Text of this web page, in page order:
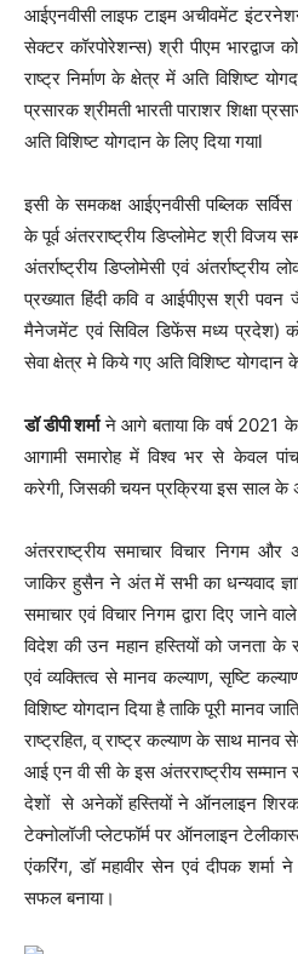
आईएनवीसी लाइफ टाइम अचीवमेंट
सेक्टर कॉरपोरेशन्स) श्री पीएम भारद्वाज
राष्ट्र निर्माण के क्षेत्र में अति विशिष्ट
प्रसारक श्रीमती भारती पाराशर शिक्षा
अति विशिष्ट योगदान के लिए दिया गयाl
इसी के समकक्ष आईएनवीसी पब्लिक
के पूर्व अंतरराष्ट्रीय डिप्लोमेट श्री विजय
अंतर्राष्ट्रीय डिप्लोमेसी एवं अंतर्राष्ट्रीय
प्रख्यात हिंदी कवि व आईपीएस श्री पवन
मैनेजमेंट एवं सिविल डिफेंस मध्य प्रदेश)
सेवा क्षेत्र मे किये गए अति विशिष्ट योगदान
डॉ डीपी शर्माने आगे बताया कि वर्ष 2021 के
आगामी समारोह में विश्व भर से केवल पांच
करेगी, जिसकी चयन प्रक्रिया इस साल
अंतरराष्ट्रीय समाचार विचार निगम
जाकिर हुसैन ने अंत में सभी का धन्यवाद
समाचार एवं विचार निगम द्वारा दिए जाने
विदेश की उन महान हस्तियों को जनता के
एवं व्यक्तित्व से मानव कल्याण, सृष्टि
विशिष्ट योगदान दिया है ताकि पूरी मानव
राष्ट्रहित, व् राष्ट्र कल्याण के साथ मानव
आई एन वी सी के इस अंतरराष्ट्रीय सम्मान
देशों से अनेकों हस्तियों ने ऑनलाइन
टेक्नोलॉजी प्लेटफॉर्म पर ऑनलाइन
एंकरिंग, डॉ महावीर सेन एवं दीपक शर्मा
सफल बनाया।